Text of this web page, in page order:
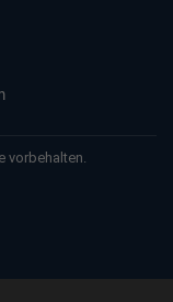
vorbehalten.